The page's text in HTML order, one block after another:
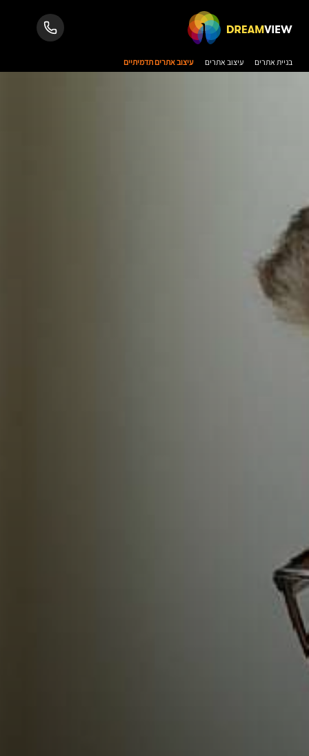
בניית אתרים עיצוב אתרים עיצוב אתרים תדמיתיים